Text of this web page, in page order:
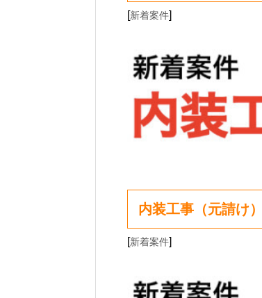
[新着案件]
内装工事（元請け
[新着案件]